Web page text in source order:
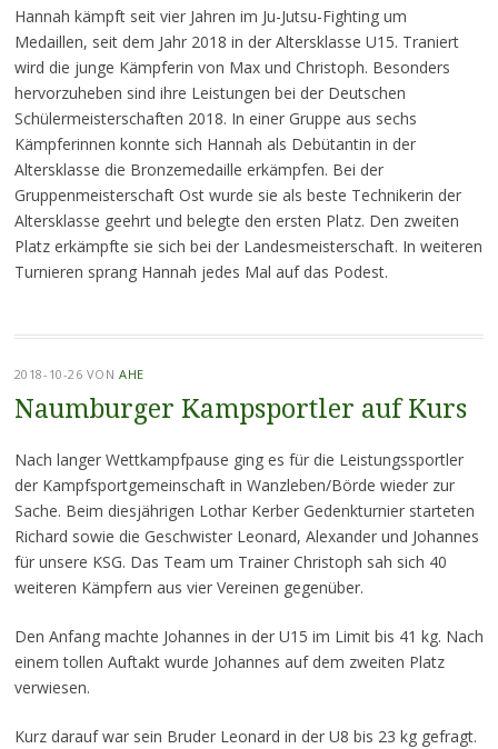
Hannah kämpft seit vier Jahren im Ju-Jutsu-Fighting um
Medaillen, seit dem Jahr 2018 in der Altersklasse U15. Traniert
wird die junge Kämpferin von Max und Christoph. Besonders
hervorzuheben sind ihre Leistungen bei der Deutschen
Schülermeisterschaften 2018. In einer Gruppe aus sechs
Kämpferinnen konnte sich Hannah als Debütantin in der
Altersklasse die Bronzemedaille erkämpfen. Bei der
Gruppenmeisterschaft Ost wurde sie als beste Technikerin der
Altersklasse geehrt und belegte den ersten Platz. Den zweiten
Platz erkämpfte sie sich bei der Landesmeisterschaft. In weiteren
Turnieren sprang Hannah jedes Mal auf das Podest.
2018-10-26 VONAHE
Naumburger Kampsportler auf Kurs
Nach langer Wettkampfpause ging es für die Leistungssportler
der Kampfsportgemeinschaft in Wanzleben/Börde wieder zur
Sache. Beim diesjährigen Lothar Kerber Gedenkturnier starteten
Richard sowie die Geschwister Leonard, Alexander und Johannes
für unsere KSG. Das Team um Trainer Christoph sah sich 40
weiteren Kämpfern aus vier Vereinen gegenüber.
Den Anfang machte Johannes in der U15 im Limit bis 41 kg. Nach
einem tollen Auftakt wurde Johannes auf dem zweiten Platz
verwiesen.
Kurz darauf war sein Bruder Leonard in der U8 bis 23 kg gefragt.